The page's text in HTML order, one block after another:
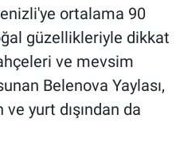
ortalama 90
güzellikleriyle dikkat
ve mevsim
Belenova Yaylası,
yurt dışından da